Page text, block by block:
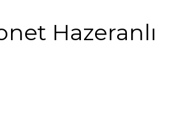
Hazeranlı